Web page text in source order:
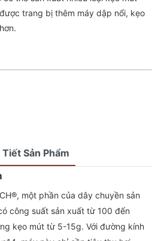
trang bị thêm máy dập nổi, kẹo
Tiết Sản Phẩm
một phần của dây chuyền sản
công suất sản xuất từ ​​100 đến
kẹo mút từ 5-15g. Với đường kính